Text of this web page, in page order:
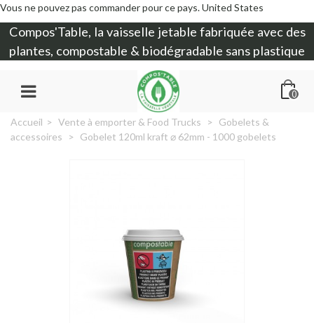
Vous ne pouvez pas commander pour ce pays.United States
Compos'Table, la vaisselle jetable fabriquée avec des
plantes, compostable & biodégradable sans plastique
0
Accueil > Vente à emporter & Food Trucks > Gobelets &
accessoires
> Gobelet 120ml kraft ⌀ 62mm - 1000 gobelets